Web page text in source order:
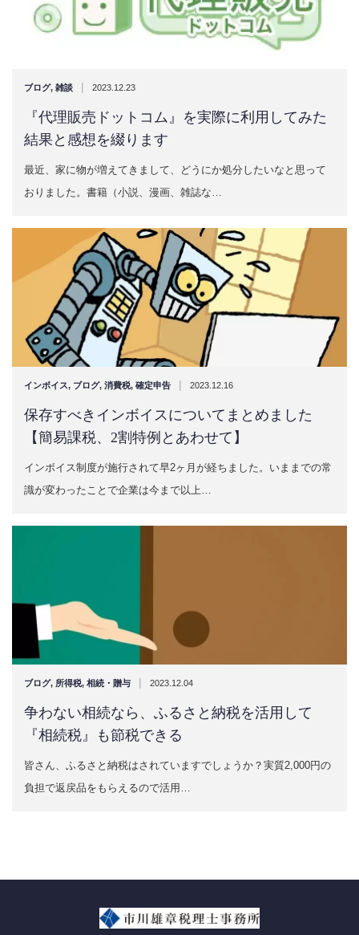
ブログ, 雑談 | 2023.12.23
『代理販売ドットコム』を実際に利用してみた
結果と感想を綴ります
最近、家に物が増えてきまして、どうにか処分したいなと思って
おりました。書籍（小説、漫画、雑誌な…
インボイス, ブログ, 消費税, 確定申告 | 2023.12.16
保存すべきインボイスについてまとめました
【簡易課税、2割特例とあわせて】
インボイス制度が施行されて早2ヶ月が経ちました。いままでの常
識が変わったことで企業は今まで以上…
ブログ, 所得税, 相続・贈与 | 2023.12.04
争わない相続なら、ふるさと納税を活用して
『相続税』も節税できる
皆さん、ふるさと納税はされていますでしょうか？実質2,000円の
負担で返戻品をもらえるので活用…